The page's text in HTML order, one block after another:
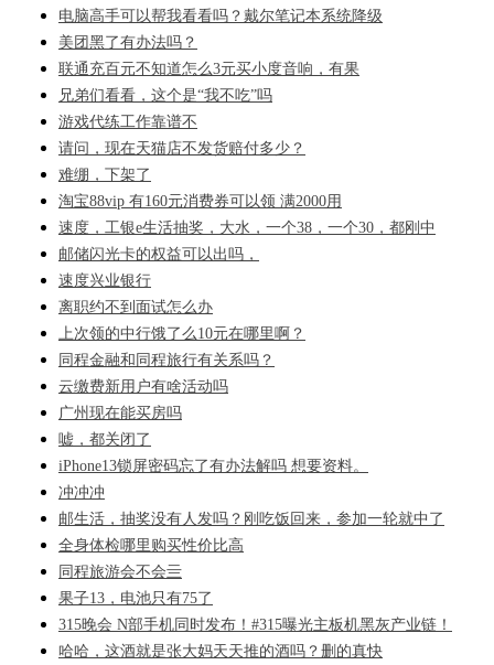
电脑高手可以帮我看看吗？戴尔笔记本系统降级
美团黑了有办法吗？
联通充百元不知道怎么3元买小度音响，有果
兄弟们看看，这个是“我不吃”吗
游戏代练工作靠谱不
请问，现在天猫店不发货赔付多少？
难绷，下架了
淘宝88vip 有160元消费券可以领 满2000用
速度，工银e生活抽奖，大水，一个38，一个30，都刚中
邮储闪光卡的权益可以出吗，
速度兴业银行
离职约不到面试怎么办
上次领的中行饿了么10元在哪里啊？
同程金融和同程旅行有关系吗？
云缴费新用户有啥活动吗
广州现在能买房吗
嘘，都关闭了
iPhone13锁屏密码忘了有办法解吗 想要资料。
冲冲冲
邮生活，抽奖没有人发吗？刚吃饭回来，参加一轮就中了
全身体检哪里购买性价比高
同程旅游会不会亖
果子13，电池只有75了
315晚会 N部手机同时发布！#315曝光主板机黑灰产业链！
哈哈，这酒就是张大妈天天推的酒吗？删的真快